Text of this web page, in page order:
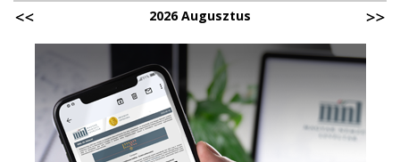
2026 Augusztus